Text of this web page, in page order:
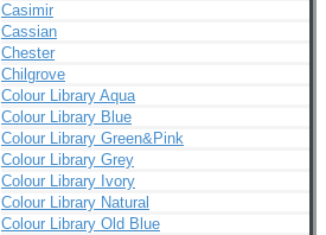
Casimir
Cassian
Chester
Chilgrove
Colour Library Aqua
Colour Library Blue
Colour Library Green&Pink
Colour Library Grey
Colour Library Ivory
Colour Library Natural
Colour Library Old Blue